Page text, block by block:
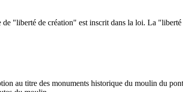
"liberté de création" est inscrit dans la loi. La
au titre des monuments historique du moulin du